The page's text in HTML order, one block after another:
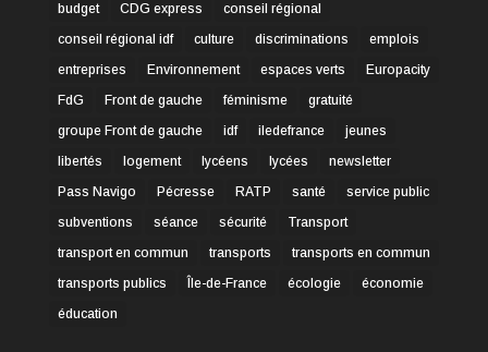
budget
CDG express
conseil régional
conseil régional idf
culture discriminations
emplois
entreprises
Environnement espaces verts
Europacity
FdG
Front de gauche féminisme
gratuité
groupe Front de gauche
idf iledefrance
jeunes
libertés
logement lycéens lycées
newsletter
Pass Navigo
Pécresse RATP santé
service public
subventions
séance sécurité
Transport
transport en commun
transports
transports en commun
transports publics
Île-de-France écologie
économie
éducation